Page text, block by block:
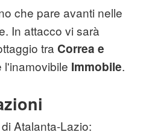
che pare avanti nelle
In attacco vi sarà
tra Correa e
l'inamovibile Immobile.
Atalanta-Lazio: